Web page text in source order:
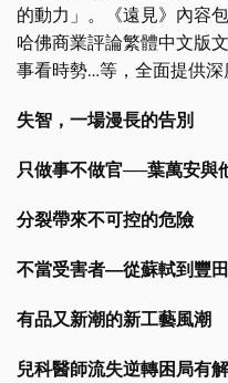
的動力」。《遠見》內容
哈佛商業評論繁體中文版
事看時勢…等，全面提供深
失智，一場漫長的告別
只做事不做官──葉萬安與
分裂帶來不可控的危險
不當受害者―從蘇軾到豐
有品又新潮的新工藝風潮
兒科醫師流失逆轉困局有